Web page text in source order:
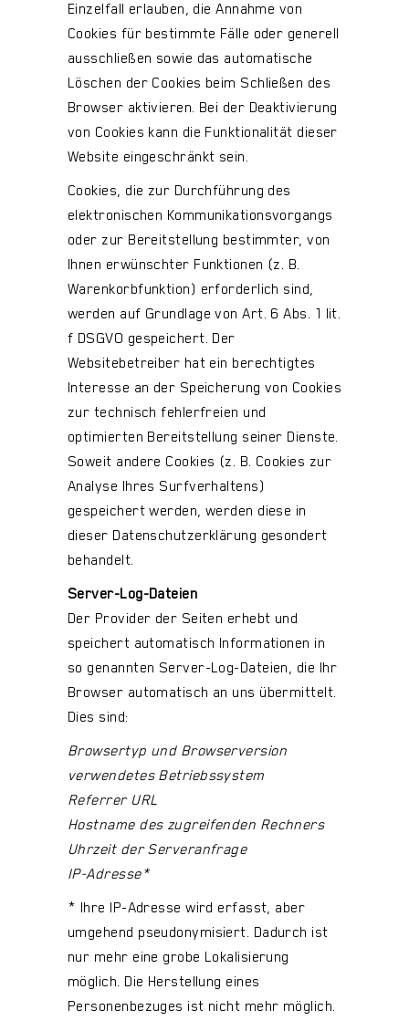
Einzelfall erlauben, die Annahme von
Cookies für bestimmte Fälle oder generell
ausschließen sowie das automatische
Löschen der Cookies beim Schließen des
Browser aktivieren. Bei der Deaktivierung
von Cookies kann die Funktionalität dieser
Website eingeschränkt sein.
Cookies, die zur Durchführung des
elektronischen Kommunikationsvorgangs
oder zur Bereitstellung bestimmter, von
Ihnen erwünschter Funktionen (z. B.
Warenkorbfunktion) erforderlich sind,
werden auf Grundlage von Art. 6 Abs. 1 lit.
f DSGVO gespeichert. Der
Websitebetreiber hat ein berechtigtes
Interesse an der Speicherung von Cookies
zur technisch fehlerfreien und
optimierten Bereitstellung seiner Dienste.
Soweit andere Cookies (z. B. Cookies zur
Analyse Ihres Surfverhaltens)
gespeichert werden, werden diese in
dieser Datenschutzerklärung gesondert
behandelt.
Server-Log-Dateien
Der Provider der Seiten erhebt und
speichert automatisch Informationen in
so genannten Server-Log-Dateien, die Ihr
Browser automatisch an uns übermittelt.
Dies sind:
Browsertyp und Browserversion
verwendetes Betriebssystem
Referrer URL
Hostname des zugreifenden Rechners
Uhrzeit der Serveranfrage
IP-Adresse*
* Ihre IP-Adresse wird erfasst, aber
umgehend pseudonymisiert. Dadurch ist
nur mehr eine grobe Lokalisierung
möglich. Die Herstellung eines
Personenbezuges ist nicht mehr möglich.